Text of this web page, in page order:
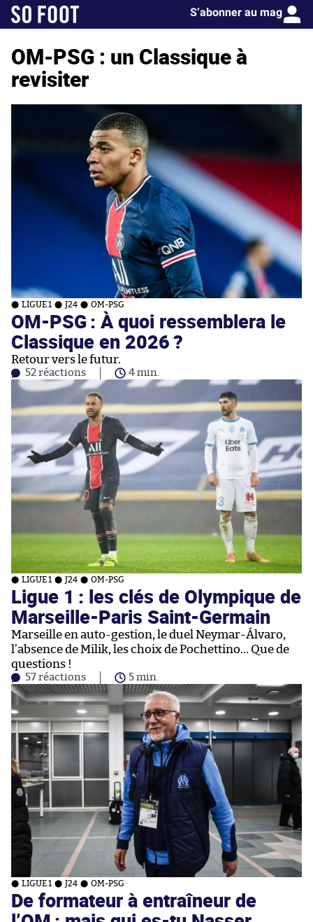
S’abonner au mag
OM-PSG : un Classique à
revisiter
LIGUE 1 J24 OM-PSG
OM-PSG : À quoi ressemblera le
Classique en 2026 ?
Retour vers le futur.
52 réactions 4 min.
LIGUE 1 J24 OM-PSG
Ligue 1 : les clés de Olympique de
Marseille-Paris Saint-Germain
Marseille en auto-gestion, le duel Neymar-Álvaro,
l’absence de Milik, les choix de Pochettino… Que de
questions !
57 réactions 5 min.
LIGUE 1 J24 OM-PSG
De formateur à entraîneur de